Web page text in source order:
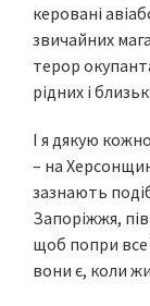
керовані
звичайних
терор
рідних і
І я дякую
– на
зазнають
Запоріжжя,
щоб попри все
вони є, коли